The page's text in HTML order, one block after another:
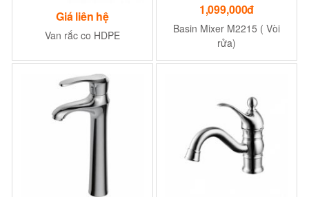
Giá liên hệ
Van rắc co HDPE
1,099,000đ
Basin Mixer M2215 ( Vòi
rửa)